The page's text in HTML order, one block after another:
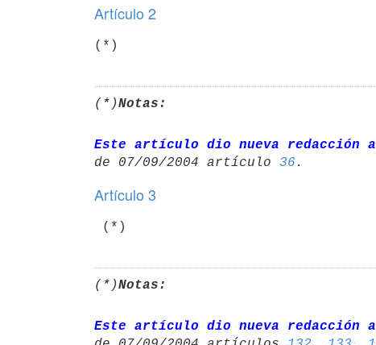
Artículo 2
(*)
(*)Notas:
Este artículo dio nueva redacción
de 07/09/2004 artículo 36
Artículo 3
(*)
(*)Notas:
Este artículo dio nueva redacción